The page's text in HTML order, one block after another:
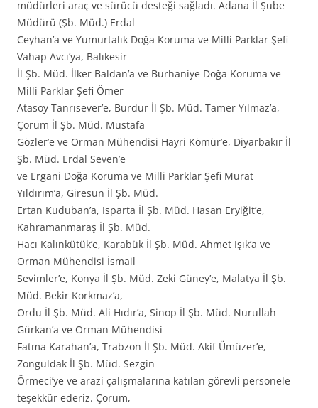
müdürleri araç ve sürücü desteği sağladı. Adana İl Şube
Müdürü (Şb. Müd.) Erdal
Ceyhan’a ve Yumurtalık Doğa Koruma ve Milli Parklar Şefi
Vahap Avcı’ya, Balıkesir
İl Şb. Müd. İlker Baldan’a ve Burhaniye Doğa Koruma ve
Milli Parklar Şefi Ömer
Atasoy Tanrısever’e, Burdur İl Şb. Müd. Tamer Yılmaz’a,
Çorum İl Şb. Müd. Mustafa
Gözler’e ve Orman Mühendisi Hayri Kömür’e, Diyarbakır İl
Şb. Müd. Erdal Seven’e
ve Ergani Doğa Koruma ve Milli Parklar Şefi Murat
Yıldırım’a, Giresun İl Şb. Müd.
Ertan Kuduban’a, Isparta İl Şb. Müd. Hasan Eryiğit’e,
Kahramanmaraş İl Şb. Müd.
Hacı Kalınkütük’e, Karabük İl Şb. Müd. Ahmet Işık’a ve
Orman Mühendisi İsmail
Sevimler’e, Konya İl Şb. Müd. Zeki Güney’e, Malatya İl Şb.
Müd. Bekir Korkmaz’a,
Ordu İl Şb. Müd. Ali Hıdır’a, Sinop İl Şb. Müd. Nurullah
Gürkan’a ve Orman Mühendisi
Fatma Karahan’a, Trabzon İl Şb. Müd. Akif Ümüzer’e,
Zonguldak İl Şb. Müd. Sezgin
Örmeci’ye ve arazi çalışmalarına katılan görevli personele
teşekkür ederiz. Çorum,